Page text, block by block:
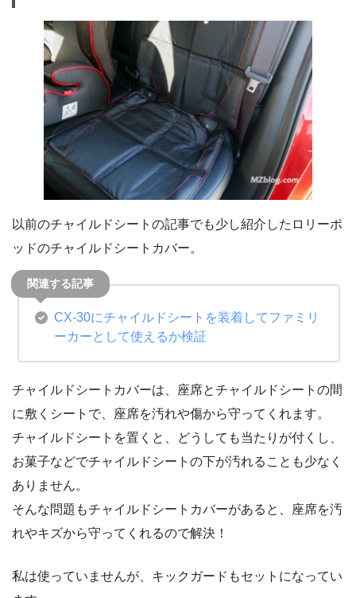
以前のチャイルドシートの記事でも少し紹介したロリーポ
ッドのチャイルドシートカバー。
CX-30にチャイルドシートを装着してファミリ
ーカーとして使えるか検証
チャイルドシートカバーは、座席とチャイルドシートの間
に敷くシートで、座席を汚れや傷から守ってくれます。
チャイルドシートを置くと、どうしても当たりが付くし、
お菓子などでチャイルドシートの下が汚れることも少なく
ありません。
そんな問題もチャイルドシートカバーがあると、座席を汚
れやキズから守ってくれるので解決！
私は使っていませんが、キックガードもセットになってい